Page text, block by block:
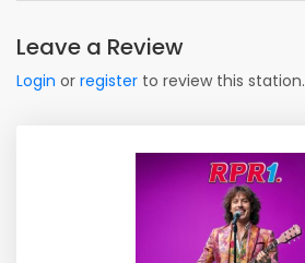
Leave a Review
Login or register to review this station.